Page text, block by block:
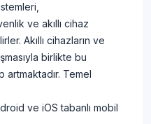
ve akıllı cihaz
Akıllı cihazların ve
birlikte bu
artmaktadır. Temel
ve iOS tabanlı mobil